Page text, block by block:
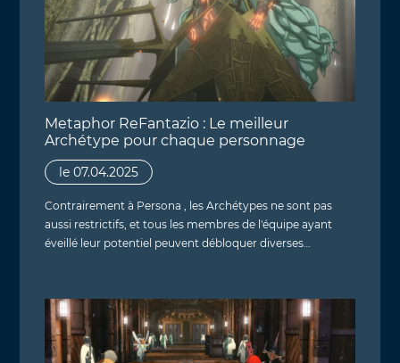
Metaphor ReFantazio : Le meilleur
Archétype pour chaque personnage
le 07.04.2025
Contrairement à Persona , les Archétypes ne sont pas
aussi restrictifs, et tous les membres de l'équipe ayant
éveillé leur potentiel peuvent débloquer diverses…